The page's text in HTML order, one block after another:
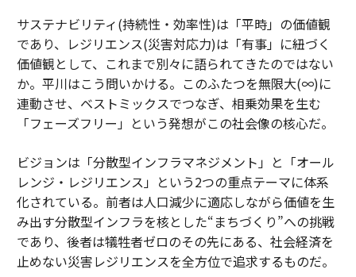
サステナビリティ(持続性・効率性)は「平時」の価値観
であり、レジリエンス(災害対応力)は「有事」に紐づく
価値観として、これまで別々に語られてきたのではない
か。平川はこう問いかける。このふたつを無限大(∞)に
連動させ、ベストミックスでつなぎ、相乗効果を生む
「フェーズフリー」という発想がこの社会像の核心だ。
ビジョンは「分散型インフラマネジメント」と「オール
レンジ・レジリエンス」という2つの重点テーマに体系
化されている。前者は人口減少に適応しながら価値を生
み出す分散型インフラを核とした“まちづくり”への挑戦
であり、後者は犠牲者ゼロのその先にある、社会経済を
止めない災害レジリエンスを全方位で追求するものだ。